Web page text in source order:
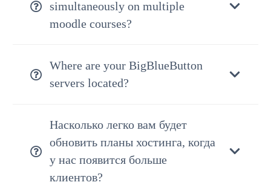
simultaneously on multiple
moodle courses?
Where are your BigBlueButton
servers located?
Насколько легко вам будет
обновить планы хостинга, когда
у нас появится больше
клиентов?